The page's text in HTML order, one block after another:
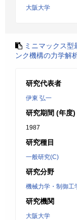
大阪大学
ミニマックス型
ンク機構の力学解
研究代表者
伊東 弘一
研究期間 (年度)
1987
研究種目
一般研究(C)
研究分野
機械力学・制御工
研究機関
大阪大学